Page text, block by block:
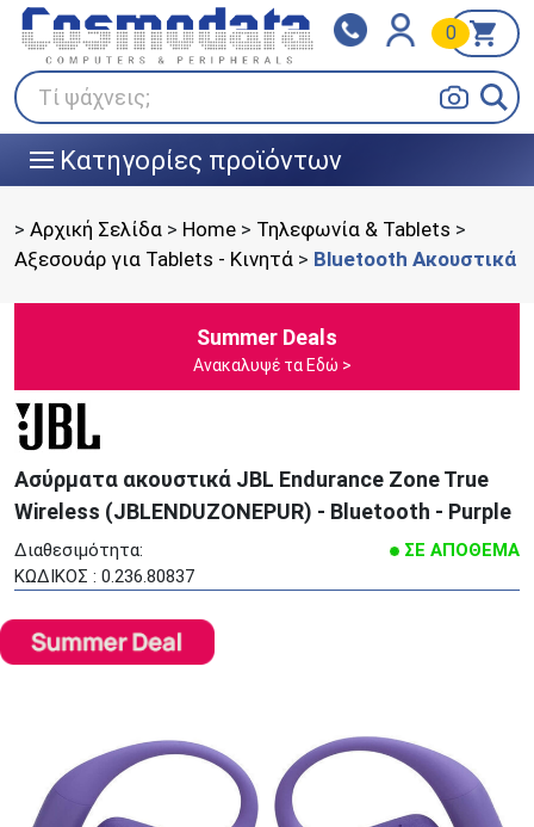
Τί ψάχνεις;
0
||| Κατηγορίες προϊόντων
Klarna
Πληρώστε σε 3
άτοκες δόσεις
BOX NOW
> Αρχική Σελίδα > Home > Τηλεφωνία & Tablets >
Αξεσουάρ για Tablets - Κινητά > Bluetooth Ακουστικά
Summer Deals
Ανακαλυψέ τα Εδώ >
Ασύρματα ακουστικά JBL Endurance Zone True
Wireless (JBLENDUZONEPUR) - Bluetooth - Purple
Διαθεσιμότητα:
ΣΕ ΑΠΟΘΕΜΑ
ΚΩΔΙΚΟΣ : 0.236.80837